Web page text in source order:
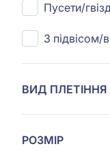
Пусети/
З підвісом/
ВИД ПЛЕТІННЯ
РОЗМІР